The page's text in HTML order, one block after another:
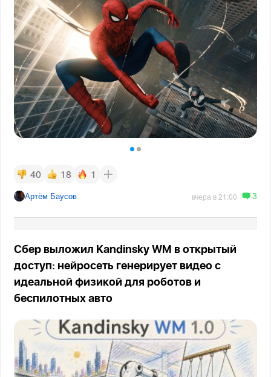
40 18 1
Артём Баусов вчера в 21:00 3
Сбер выложил Kandinsky WM в открытый
доступ: нейросеть генерирует видео с
идеальной физикой для роботов и
беспилотных авто